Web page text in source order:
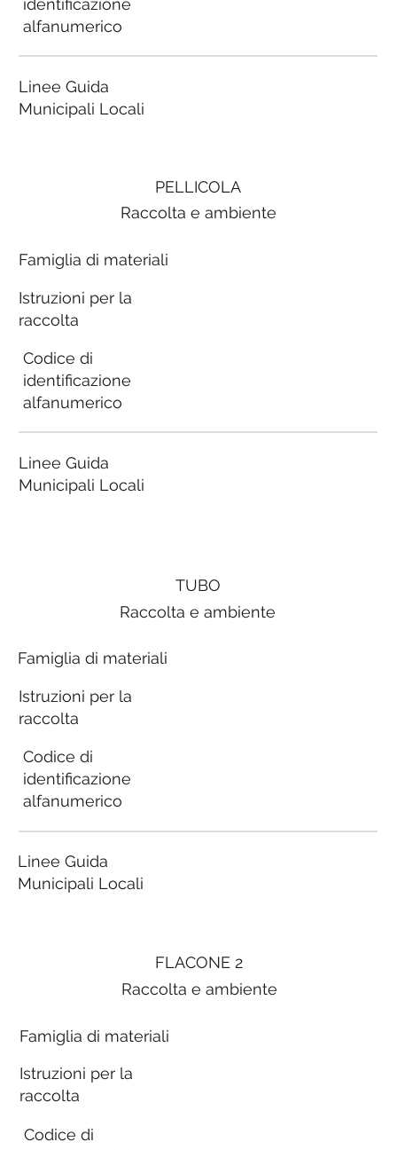
PELLICOLA
Raccolta e ambiente
Famiglia di materiali
Istruzioni per la
raccolta
Codice di
identificazione
alfanumerico
Linee Guida
Municipali Locali
FLACONE 2
Raccolta e ambiente
Famiglia di materiali
Istruzioni per la
raccolta
Codice di
alfanumerico
Linee Guida
Municipali Locali
TUBO
Raccolta e ambiente
Famiglia di materiali
Istruzioni per la
raccolta
Codice di
identificazione
alfanumerico
Linee Guida
Municipali Locali